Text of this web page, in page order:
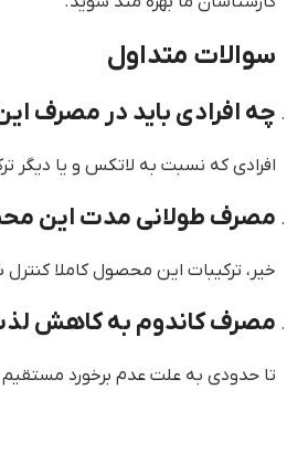
سوالات متداول
چه افرادی باید در مصرف
افرادی که نسبت به لاتکس و یا
مصرف طولانی مدت این
خیر، ترکیبات این محصول کاملا
مصرف کاندوم به کاهش
تا حدودی به علت عدم برخورد